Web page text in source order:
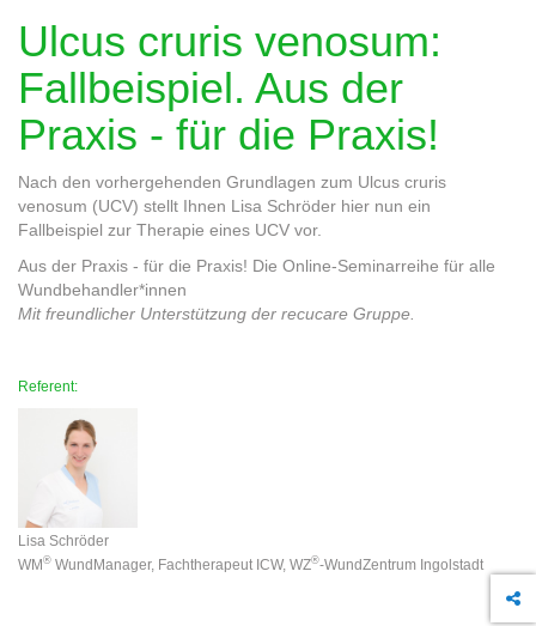
Ulcus cruris venosum:
Fallbeispiel. Aus der
Praxis - für die Praxis!
Nach den vorhergehenden Grundlagen zum Ulcus cruris
venosum (UCV) stellt Ihnen Lisa Schröder hier nun ein
Fallbeispiel zur Therapie eines UCV vor.
Aus der Praxis - für die Praxis! Die Online-Seminarreihe für alle
Wundbehandler*innen
Mit freundlicher Unterstützung der recucare Gruppe.
Referent:
Lisa Schröder
WM ® WundManager, Fachtherapeut ICW, WZ®-WundZentrum Ingolstadt